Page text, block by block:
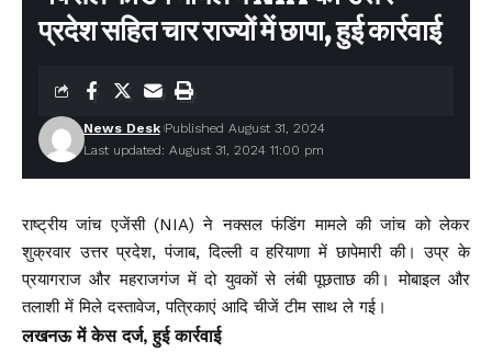
प्रदेश सहित चार राज्‍यों में छापा, हुई कार्रवाई
Last updated: August 31, 2024 11:00 pm
News Desk Published August 31, 2024
राष्ट्रीय जांच एजेंसी (NIA) ने नक्सल फंडिंग मामले की जांच को लेकर
शुक्रवार उत्तर प्रदेश, पंजाब, दिल्ली व हरियाणा में छापेमारी की। उप्र के
प्रयागराज और महराजगंज में दो युवकों से लंबी पूछताछ की। मोबाइल और
तलाशी में मिले दस्तावेज, पत्रिकाएं आदि चीजें टीम साथ ले गई।
लखनऊ में केस दर्ज, हुई कार्रवाई